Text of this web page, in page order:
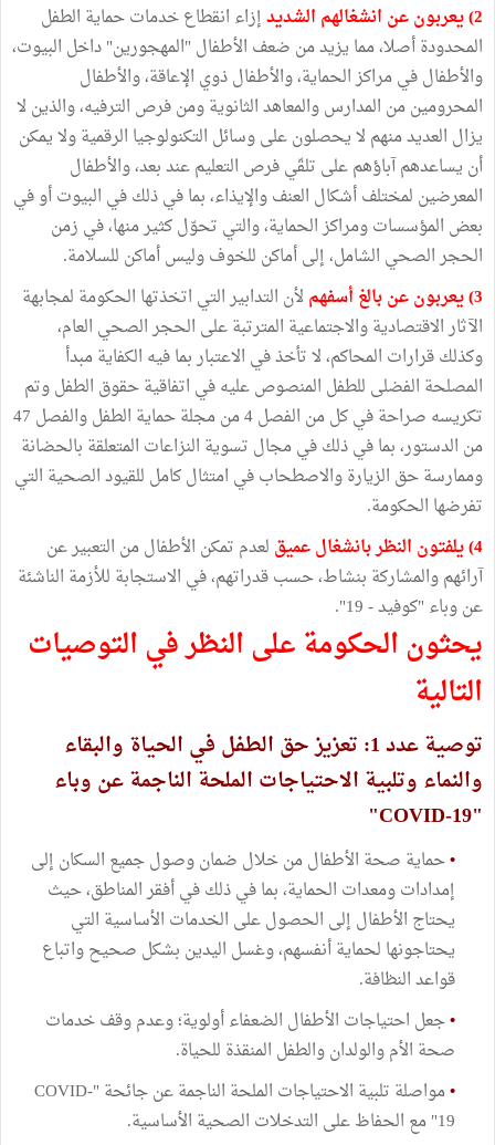
2) يعربون عن انشغالهم الشديد
إزاء انقطاع خدمات حماية الطفل
المحدودة أصلا، مما يزيد من ضعف الأطفال "المهجورين" داخل البيوت،
والأطفال في مراكز الحماية، والأطفال ذوي الإعاقة، والأطفال
المحرومين من المدارس والمعاهد الثانوية ومن فرص الترفيه، والذين لا
يزال العديد منهم لا يحصلون على وسائل التكنولوجيا الرقمية ولا يمكن
أن يساعدهم آباؤهم على تلقّي فرص التعليم عند بعد، والأطفال
المعرضين لمختلف أشكال العنف والإيذاء، بما في ذلك في البيوت أو في
بعض المؤسسات ومراكز الحماية، والتي تحوّل كثير منها، في زمن
الحجر الصحي الشامل، إلى أماكن للخوف وليس أماكن للسلامة.
3) يعربون عن بالغ أسفهم
لأن التدابير التي اتخذتها الحكومة لمجابهة
الآثار الاقتصادية والاجتماعية المترتبة على الحجر الصحي العام،
وكذلك قرارات المحاكم، لا تأخذ في الاعتبار بما فيه الكفاية مبدأ
المصلحة الفضلى للطفل المنصوص عليه في اتفاقية حقوق الطفل وتم
تكريسه صراحة في كل من الفصل 4 من مجلة حماية الطفل والفصل 47
من الدستور، بما في ذلك في مجال تسوية النزاعات المتعلقة بالحضانة
وممارسة حق الزيارة والاصطحاب في امتثال كامل للقيود الصحية التي
تفرضها الحكومة.
4) يلفتون النظر بانشغال عميق
لعدم تمكن الأطفال من التعبير عن
آرائهم والمشاركة بنشاط، حسب قدراتهم، في الاستجابة للأزمة الناشئة
عن وباء "كوفيد - 19".
يحثون الحكومة على النظر في التوصيات
التالية
توصية عدد 1: تعزيز حق الطفل في الحياة والبقاء
والنماء وتلبية الاحتياجات الملحة الناجمة عن وباء
"COVID-19"
•حماية صحة الأطفال من خلال ضمان وصول جميع السكان إلى
إمدادات ومعدات الحماية، بما في ذلك في أفقر المناطق، حيث
يحتاج الأطفال إلى الحصول على الخدمات الأساسية التي
يحتاجونها لحماية أنفسهم، وغسل اليدين بشكل صحيح واتباع
قواعد النظافة.
•جعل احتياجات الأطفال الضعفاء أولوية؛ وعدم وقف خدمات
صحة الأم والولدان والطفل المنقذة للحياة.
•
مواصلة تلبية الاحتياجات الملحة الناجمة عن جائحة "COVID-
19" مع الحفاظ على التدخلات الصحية الأساسية.